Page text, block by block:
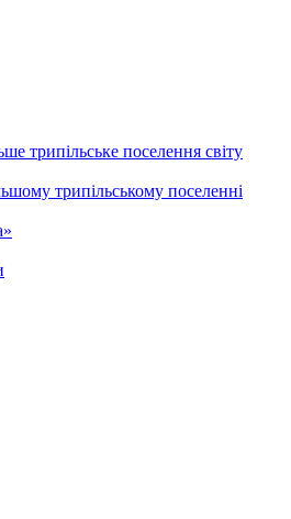
трипільське поселення світу
трипільському поселенні